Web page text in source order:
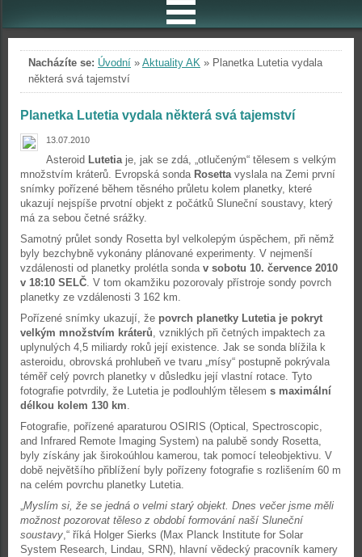
Nacházíte se: Úvodní » Aktuality AK » Planetka Lutetia vydala
některá svá tajemství
Planetka Lutetia vydala některá svá tajemství
13.07.2010
Asteroid Lutetia je, jak se zdá, „otlučeným“ tělesem s velkým
množstvím kráterů. Evropská sonda Rosetta vyslala na Zemi první
snímky pořízené během těsného průletu kolem planetky, které
ukazují nejspíše prvotní objekt z počátků Sluneční soustavy, který
má za sebou četné srážky.
Samotný průlet sondy Rosetta byl velkolepým úspěchem, při němž
byly bezchybně vykonány plánované experimenty. V nejmenší
vzdálenosti od planetky prolétla sonda v sobotu 10. července 2010
v 18:10 SELČ. V tom okamžiku pozorovaly přístroje sondy povrch
planetky ze vzdálenosti 3 162 km.
Pořízené snímky ukazují, že povrch planetky Lutetia je pokryt
velkým množstvím kráterů, vzniklých při četných impaktech za
uplynulých 4,5 miliardy roků její existence. Jak se sonda blížila k
asteroidu, obrovská prohlubeň ve tvaru „mísy“ postupně pokrývala
téměř celý povrch planetky v důsledku její vlastní rotace. Tyto
fotografie potvrdily, že Lutetia je podlouhlým tělesem s maximální
délkou kolem 130 km.
Fotografie, pořízené aparaturou OSIRIS (Optical, Spectroscopic,
and Infrared Remote Imaging System) na palubě sondy Rosetta,
byly získány jak širokoúhlou kamerou, tak pomocí teleobjektivu. V
době největšího přiblížení byly pořízeny fotografie s rozlišením 60 m
na celém povrchu planetky Lutetia.
„Myslím si, že se jedná o velmi starý objekt. Dnes večer jsme měli
možnost pozorovat těleso z období formování naší Sluneční
soustavy,“ říká Holger Sierks (Max Planck Institute for Solar
System Research, Lindau, SRN), hlavní vědecký pracovník kamery